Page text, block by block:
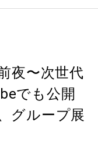
夜〜次世代
でも公開
グループ展